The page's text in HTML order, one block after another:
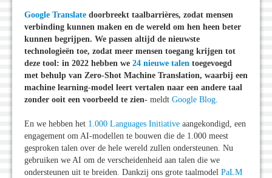
Google Translate doorbreekt taalbarrières, zodat mensen
verbinding kunnen maken en de wereld om hen heen beter
kunnen begrijpen. We passen altijd de nieuwste
technologieën toe, zodat meer mensen toegang krijgen tot
deze tool: in 2022 hebben we 24 nieuwe talen toegevoegd
met behulp van Zero-Shot Machine Translation, waarbij een
machine learning-model leert vertalen naar een andere taal
zonder ooit een voorbeeld te zien- meldt Google Blog.
En we hebben het 1.000 Languages Initiative aangekondigd, een
engagement om AI-modellen te bouwen die de 1.000 meest
gesproken talen over de hele wereld zullen ondersteunen. Nu
gebruiken we AI om de verscheidenheid aan talen die we
ondersteunen uit te breiden. Dankzij ons grote taalmodel PaLM